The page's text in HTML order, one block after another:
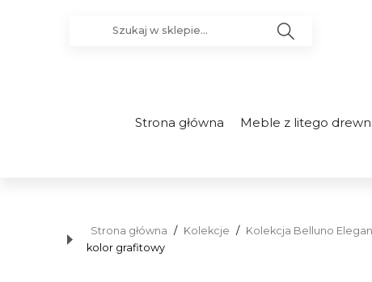
Strona główna Meble z litego
Strona główna / Kolekcje / Kolekcja Belluno
kolor grafitowy